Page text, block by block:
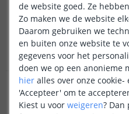
OP
10,
Los
de website goed. Ze
Zo maken we de website
Daarom gebruiken we
en buiten onze website te
gegevens voor het
doen we op een anonieme
hier alles over onze
'Accepteer' om te
Kiest u voor weigeren? Dan